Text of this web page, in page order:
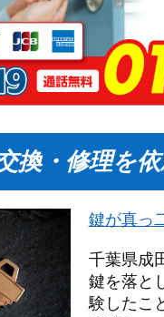
換・修理を
鍵が真っ
千葉県成
鍵を落と
験したこ